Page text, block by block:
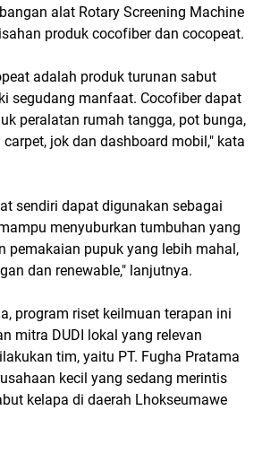
alat Rotary Screening Machine
produk cocofiber dan cocopeat.
adalah produk turunan sabut
segudang manfaat. Cocofiber dapat
peralatan rumah tangga, pot bunga,
jok dan dashboard mobil," kata
sendiri dapat digunakan sebagai
menyuburkan tumbuhan yang
pemakaian pupuk yang lebih mahal,
dan renewable," lanjutnya.
program riset keilmuan terapan ini
mitra DUDI lokal yang relevan
tim, yaitu PT. Fugha Pratama
kecil yang sedang merintis
kelapa di daerah Lhokseumawe